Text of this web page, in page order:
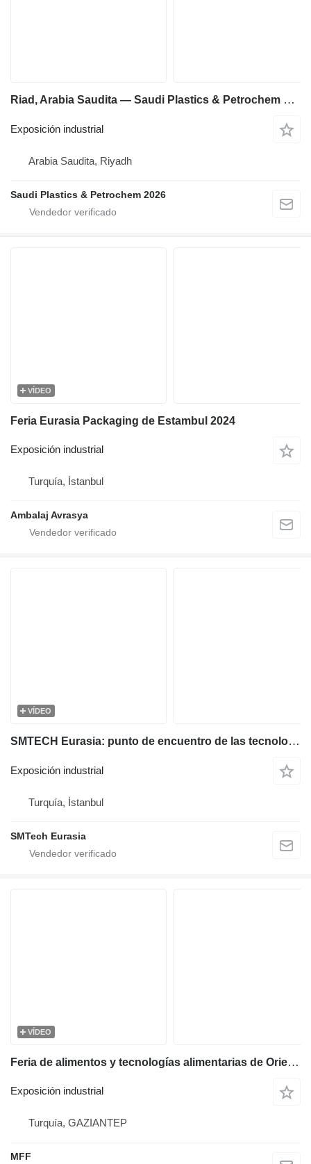
Riad, Arabia Saudita — Saudi Plastics & Petrochem y Saudi Print & Pack
Exposición industrial
Arabia Saudita, Riyadh
Saudi Plastics & Petrochem 2026
VÍDEO
Feria Eurasia Packaging de Estambul 2024
Exposición industrial
Turquía, İstanbul
Ambalaj Avrasya
VÍDEO
SMTECH Eurasia: punto de encuentro de las tecnologías de procesamiento de chapa metálica
Exposición industrial
Turquía, İstanbul
SMTech Eurasia
VÍDEO
Feria de alimentos y tecnologías alimentarias de Oriente Medio MFF
Exposición industrial
Turquía, GAZIANTEP
MFF